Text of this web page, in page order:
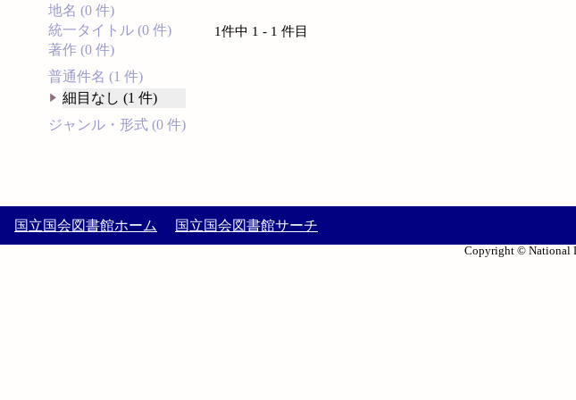
地名 (0 件)
統一タイトル (0 件)
著作 (0 件)
普通件名 (1 件)
細目なし (1 件)
ジャンル・形式 (0 件)
1件中 1 - 1 件目
国立国会図書館ホーム 国立国会図書館サーチ
Copyright © National